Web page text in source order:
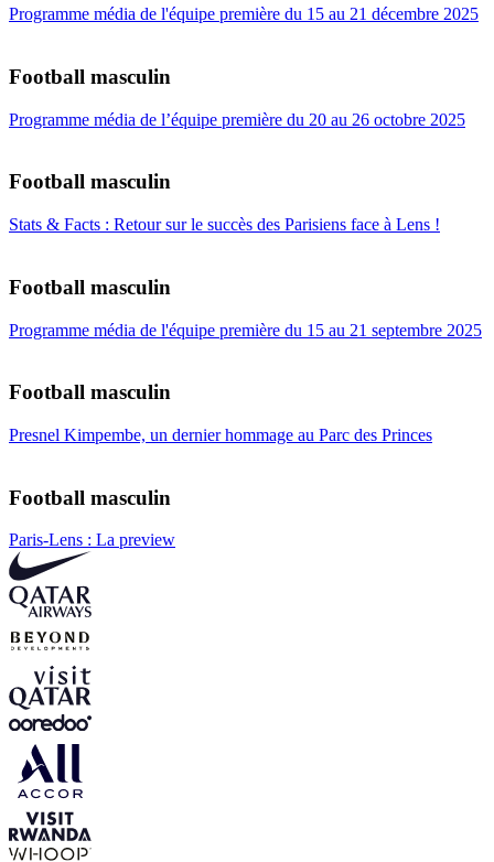
Programme média de l'équipe première du 15 au 21 décembre 2025
Football masculin
Programme média de l’équipe première du 20 au 26 octobre 2025
Football masculin
Stats & Facts : Retour sur le succès des Parisiens face à Lens !
Football masculin
Programme média de l'équipe première du 15 au 21 septembre 2025
Football masculin
Presnel Kimpembe, un dernier hommage au Parc des Princes
Football masculin
Paris-Lens : La preview